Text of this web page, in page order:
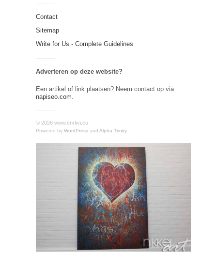
Contact
Sitemap
Write for Us - Complete Guidelines
Adverteren op deze website?
Een artikel of link plaatsen? Neem contact op via
napiseo.com.
© 2026 www.enrtivi.eu
Powered by WordPress and Alpha Trinity